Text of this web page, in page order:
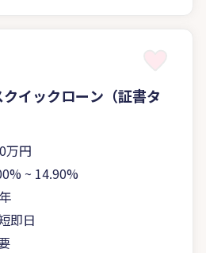
イックローン（証書タ
万円
~ 14.90%
即日